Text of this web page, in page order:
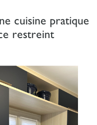
cuisine pratique
restreint